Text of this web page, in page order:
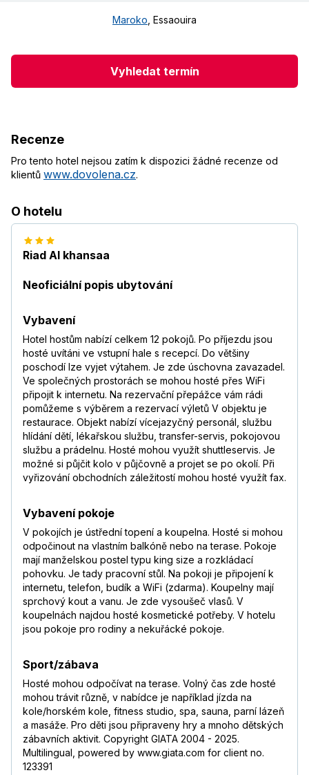
Maroko Essaouira
Vyhledat termín
Recenze
Pro tento hotel nejsou zatím k dispozici žádné recenze od
klientů www.dovolena.cz.
O hotelu
Riad Al khansaa
Neoficiální popis ubytování
Vybavení
Hotel hostům nabízí celkem 12 pokojů. Po příjezdu jsou
hosté uvítáni ve vstupní hale s recepcí. Do většiny
poschodí lze vyjet výtahem. Je zde úschovna zavazadel.
Ve společných prostorách se mohou hosté přes WiFi
připojit k internetu. Na rezervační přepážce vám rádi
pomůžeme s výběrem a rezervací výletů V objektu je
restaurace. Objekt nabízí vícejazyčný personál, službu
hlídání dětí, lékařskou službu, transfer-servis, pokojovou
službu a prádelnu. Hosté mohou využít shuttleservis. Je
možné si půjčit kolo v půjčovně a projet se po okolí. Při
vyřizování obchodních záležitostí mohou hosté využít fax.
Vybavení pokoje
V pokojích je ústřední topení a koupelna. Hosté si mohou
odpočinout na vlastním balkóně nebo na terase. Pokoje
mají manželskou postel typu king size a rozkládací
pohovku. Je tady pracovní stůl. Na pokoji je připojení k
internetu, telefon, budík a WiFi (zdarma). Koupelny mají
sprchový kout a vanu. Je zde vysoušeč vlasů. V
koupelnách najdou hosté kosmetické potřeby. V hotelu
jsou pokoje pro rodiny a nekuřácké pokoje.
Sport/zábava
Hosté mohou odpočívat na terase. Volný čas zde hosté
mohou trávit různě, v nabídce je například jízda na
kole/horském kole, fitness studio, spa, sauna, parní lázeň
a masáže. Pro děti jsou připraveny hry a mnoho dětských
zábavních aktivit. Copyright GIATA 2004 - 2025.
Multilingual, powered by www.giata.com for client no.
123391